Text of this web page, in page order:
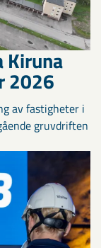
Kiruna
2026
av fastigheter i
gruvdriften